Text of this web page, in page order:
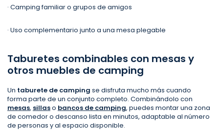
· Camping familiar o grupos de amigos
· Uso complementario junto a una mesa plegable
Taburetes combinables con mesas y
otros muebles de camping
Un taburete de camping se disfruta mucho más cuando
forma parte de un conjunto completo. Combinándolo con
mesas, sillaso bancos de camping, puedes montar una zona
de comedor o descanso lista en minutos, adaptable al número
de personas y al espacio disponible.